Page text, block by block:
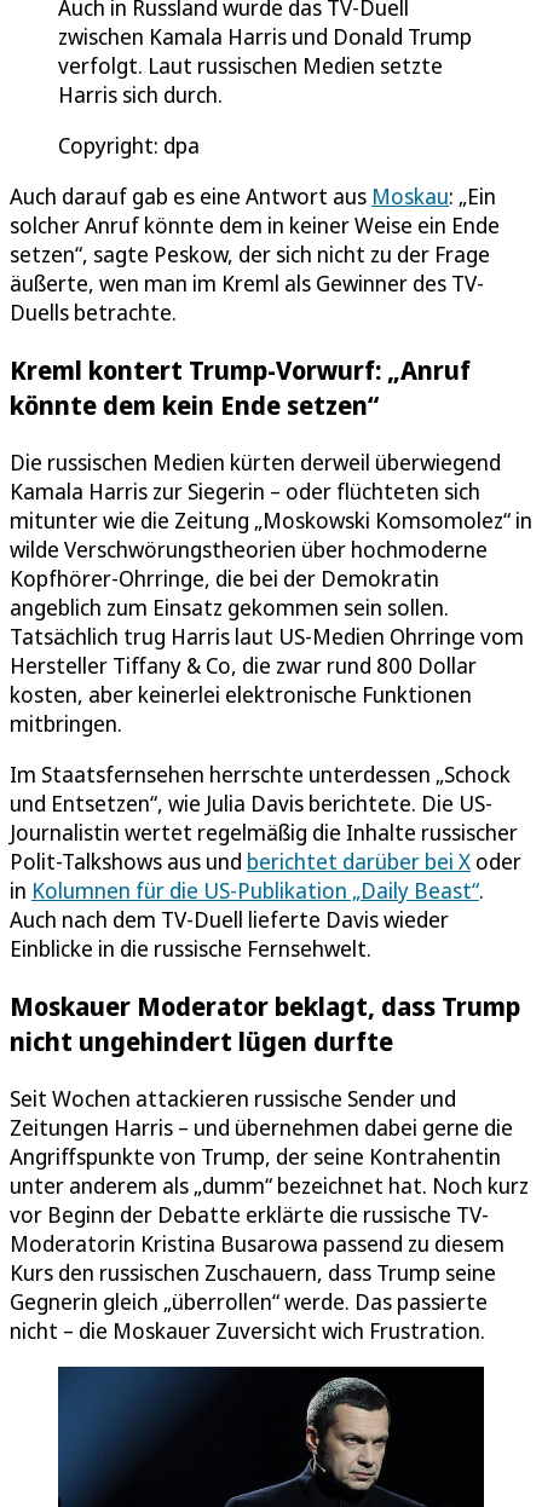
Auch in Russland wurde das TV-Duell
zwischen Kamala Harris und Donald Trump
verfolgt. Laut russischen Medien setzte
Harris sich durch.
Copyright: dpa
Auch darauf gab es eine Antwort aus Moskau: „Ein
solcher Anruf könnte dem in keiner Weise ein Ende
setzen“, sagte Peskow, der sich nicht zu der Frage
äußerte, wen man im Kreml als Gewinner des TV-
Duells betrachte.
Kreml kontert Trump-Vorwurf: „Anruf
könnte dem kein Ende setzen“
Die russischen Medien kürten derweil überwiegend
Kamala Harris zur Siegerin – oder flüchteten sich
mitunter wie die Zeitung „Moskowski Komsomolez“ in
wilde Verschwörungstheorien über hochmoderne
Kopfhörer-Ohrringe, die bei der Demokratin
angeblich zum Einsatz gekommen sein sollen.
Tatsächlich trug Harris laut US-Medien Ohrringe vom
Hersteller Tiffany & Co, die zwar rund 800 Dollar
kosten, aber keinerlei elektronische Funktionen
mitbringen.
Im Staatsfernsehen herrschte unterdessen „Schock
und Entsetzen“, wie Julia Davis berichtete. Die US-
Journalistin wertet regelmäßig die Inhalte russischer
Polit-Talkshows aus und berichtet darüber bei X oder
in Kolumnen für die US-Publikation „Daily Beast“.
Auch nach dem TV-Duell lieferte Davis wieder
Einblicke in die russische Fernsehwelt.
Moskauer Moderator beklagt, dass Trump
nicht ungehindert lügen durfte
Seit Wochen attackieren russische Sender und
Zeitungen Harris – und übernehmen dabei gerne die
Angriffspunkte von Trump, der seine Kontrahentin
unter anderem als „dumm“ bezeichnet hat. Noch kurz
vor Beginn der Debatte erklärte die russische TV-
Moderatorin Kristina Busarowa passend zu diesem
Kurs den russischen Zuschauern, dass Trump seine
Gegnerin gleich „überrollen“ werde. Das passierte
nicht – die Moskauer Zuversicht wich Frustration.